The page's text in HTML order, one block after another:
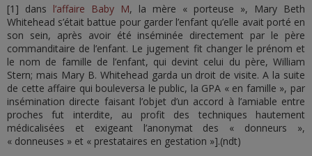
[1] dans l’affaire Baby M, la mère « porteuse », Mary Beth
Whitehead s’était battue pour garder l’enfant qu’elle avait porté en
son sein, après avoir été inséminée directement par le père
commanditaire de l’enfant. Le jugement fit changer le prénom et
le nom de famille de l’enfant, qui devint celui du père, William
Stern; mais Mary B. Whitehead garda un droit de visite. A la suite
de cette affaire qui bouleversa le public, la GPA « en famille », par
insémination directe faisant l’objet d’un accord à l’amiable entre
proches fut interdite, au profit des techniques hautement
médicalisées et exigeant l’anonymat des « donneurs »,
« donneuses » et « prestataires en gestation »].(ndt)